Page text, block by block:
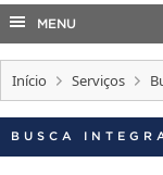
AUDITORIA
COBALTO
CONCURSOS
EDITAIS
INTERNACIONAL
MENU
Início Serviços
BUSCA